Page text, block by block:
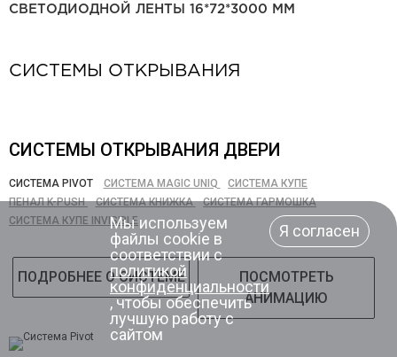
СВЕТОДИОДНОЙ ЛЕНТЫ 16*72*3000 ММ
СИСТЕМЫ ОТКРЫВАНИЯ
СИСТЕМЫ ОТКРЫВАНИЯ ДВЕРИ
СИСТЕМА PIVOT СИСТЕМА MAGIC UNIQ
СИСТЕМА КУПЕ
ПЕНАЛ K-PUSH
СИСТЕМА КНИЖКА
СИСТЕМА ГАРМОШКА
СИСТЕМА КУПЕ INVISIBLE
ПОДРОБНЕЕ О СИСТЕМЕ
ПОСМОТРЕТЬ
АНИМАЦИЮ
Мы используем
файлы cookie в
соответствии с
политикой
конфиденциальности
, чтобы обеспечить
лучшую работу с
сайтом
Я согласен